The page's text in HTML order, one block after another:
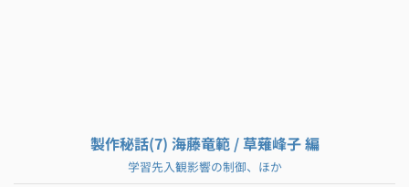
製作秘話(7) 海藤竜範 / 草薙峰子 編
学習先入観影響の制御、ほか